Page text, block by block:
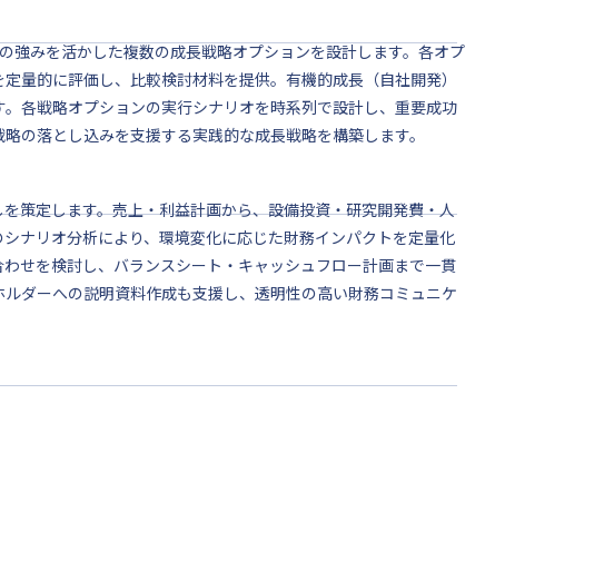
みを活かした複数の成長戦略オプションを設計します。各オプ
量的に評価し、比較検討材料を提供。有機的成長（自社開発）
各戦略オプションの実行シナリオを時系列で設計し、重要成功
の落とし込みを支援する実践的な成長戦略を構築します。
策定します。売上・利益計画から、設備投資・研究開発費・人
ナリオ分析により、環境変化に応じた財務インパクトを定量化
せを検討し、バランスシート・キャッシュフロー計画まで一貫
ダーへの説明資料作成も支援し、透明性の高い財務コミュニケ